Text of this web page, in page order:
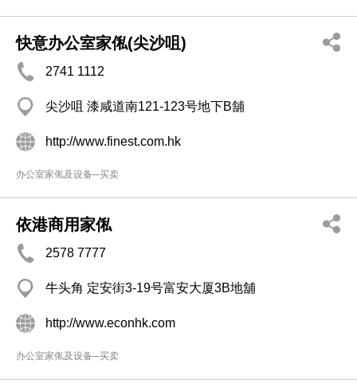
快意办公室家俬(尖沙咀)
2741 1112
尖沙咀 漆咸道南121-123号地下B舖
http://www.finest.com.hk
办公室家俬及设备─买卖
依港商用家俬
2578 7777
牛头角 定安街3-19号富安大厦3B地舖
http://www.econhk.com
办公室家俬及设备─买卖